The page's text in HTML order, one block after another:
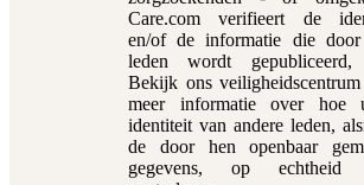
Care.com verifieert de
en/of de informatie die door
leden wordt gepubliceerd,
Bekijk ons
meer informatie over hoe
identiteit van andere leden,
de door hen openbaar
gegevens, op echtheid